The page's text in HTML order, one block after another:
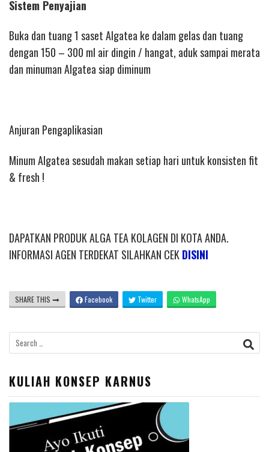
Sistem Penyajian
Buka dan tuang 1 saset Algatea ke dalam gelas dan tuang
dengan 150 – 300 ml air dingin / hangat, aduk sampai merata
dan minuman Algatea siap diminum
Anjuran Pengaplikasian
Minum Algatea sesudah makan setiap hari untuk konsisten fit
& fresh !
DAPATKAN PRODUK ALGA TEA KOLAGEN DI KOTA ANDA.
INFORMASI AGEN TERDEKAT SILAHKAN CEK DISINI
SHARE THIS Facebook Twitter WhatsApp
Search
for:
KULIAH KONSEP KARNUS